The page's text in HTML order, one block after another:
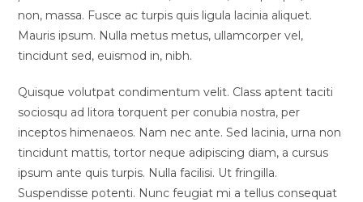
non, massa. Fusce ac turpis quis ligula lacinia aliquet.
Mauris ipsum. Nulla metus metus, ullamcorper vel,
tincidunt sed, euismod in, nibh.
Quisque volutpat condimentum velit. Class aptent taciti
sociosqu ad litora torquent per conubia nostra, per
inceptos himenaeos. Nam nec ante. Sed lacinia, urna non
tincidunt mattis, tortor neque adipiscing diam, a cursus
ipsum ante quis turpis. Nulla facilisi. Ut fringilla.
Suspendisse potenti. Nunc feugiat mi a tellus consequat